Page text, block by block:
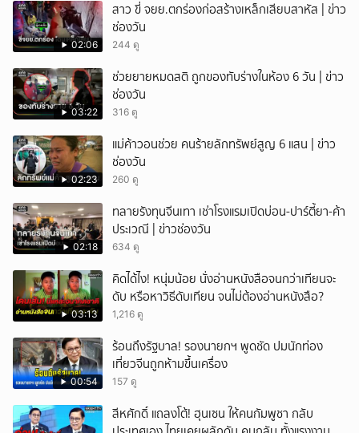
02:06
สาว ขี่ จยย.ตกร่องก่อสร้างเหล็กเสียบสาหัส | ข่าว
ช่องวัน
244 ดู
03:22
ช่วยยายหมดสติ ถูกของทับร่างในห้อง 6 วัน | ข่าว
ช่องวัน
316 ดู
02:23
แม่ค้าวอนช่วย คนร้ายลักทรัพย์สูญ 6 แสน | ข่าว
ช่องวัน
260 ดู
02:18
ทลายรังทุนจีนเทา เช่าโรงแรมเปิดบ่อน-ปาร์ตี้ยา-ค้า
ประเวณี | ข่าวช่องวัน
634 ดู
03:13
คิดได้ไง! หนุ่มน้อย นั่งอ่านหนังสือจนกว่าเทียนจะ
ดับ หรือหาวิธีดับเทียน จนไม่ต้องอ่านหนังสือ?
1,216 ดู
00:54
ร้อนถึงรัฐบาล! รองนายกฯ พูดชัด ปมนักท่อง
เที่ยวจีนถูกห้ามขึ้นเครื่อง
157 ดู
สีหศักดิ์ แถลงโต้! ฮุนเซน ให้คนกัมพูชา กลับ